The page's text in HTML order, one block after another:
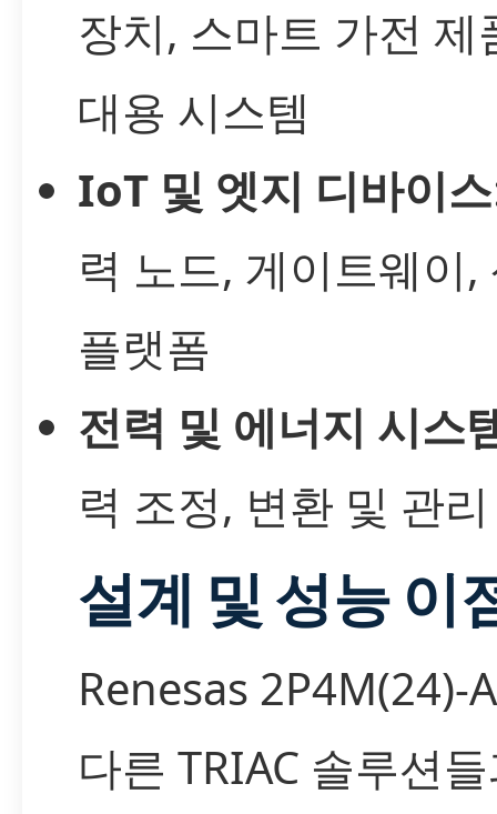
장치, 스마트 가전 제
대용 시스템
IoT 및 엣지 디바이스
력 노드, 게이트웨이,
플랫폼
전력 및 에너지 시스
력 조정, 변환 및 관
설계 및 성능 이
Renesas 2P4M(24)-
다른 TRIAC 솔루션